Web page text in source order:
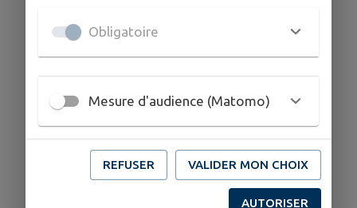
Obligatoire
Mesure d'audience (Matomo)
REFUSER VALIDER MON CHOIX
AUTORISER